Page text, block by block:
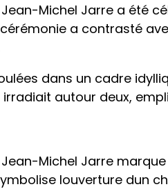
Michel Jarre a été
a contrasté
dans un cadre
autour deux,
Michel Jarre
louverture dun